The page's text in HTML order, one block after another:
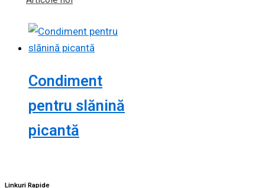
Condiment
pentru slănină
picantă
Linkuri Rapide